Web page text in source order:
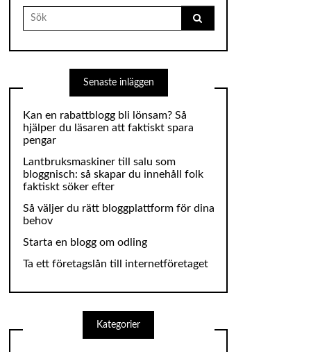
for:
Senaste inläggen
Kan en rabattblogg bli lönsam? Så
hjälper du läsaren att faktiskt spara
pengar
Lantbruksmaskiner till salu som
bloggnisch: så skapar du innehåll folk
faktiskt söker efter
Så väljer du rätt bloggplattform för dina
behov
Starta en blogg om odling
Ta ett företagslån till internetföretaget
Kategorier